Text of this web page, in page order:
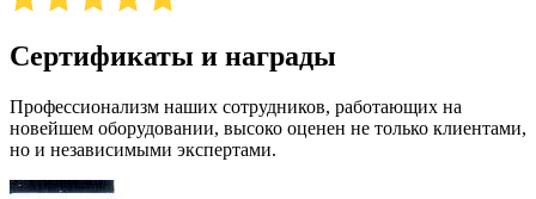
Сертификаты и награды
Профессионализм наших сотрудников, работающих на
новейшем оборудовании, высоко оценен не только клиентами,
но и независимыми экспертами.